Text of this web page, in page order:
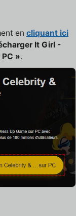
en cliquant ici
It Girl -
».